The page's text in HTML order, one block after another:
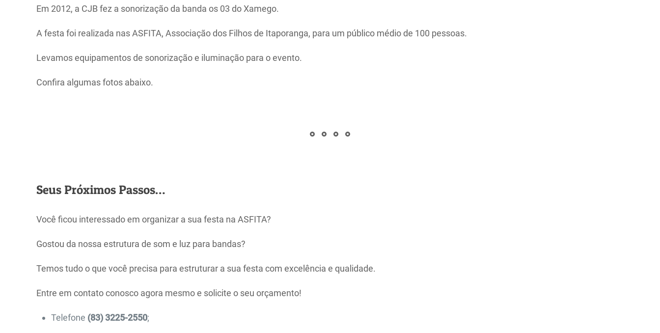
Em 2012, a CJB fez a sonorização da banda os 03 do Xamego.
A festa foi realizada nas ASFITA, Associação dos Filhos de Itaporanga, para um público médio de 100 pessoas.
Levamos equipamentos de sonorização e iluminação para o evento.
Confira algumas fotos abaixo.
Seus Próximos Passos…
Você ficou interessado em organizar a sua festa na ASFITA?
Gostou da nossa estrutura de som e luz para bandas?
Temos tudo o que você precisa para estruturar a sua festa com excelência e qualidade.
Entre em contato conosco agora mesmo e solicite o seu orçamento!
Telefone (83) 3225-2550;